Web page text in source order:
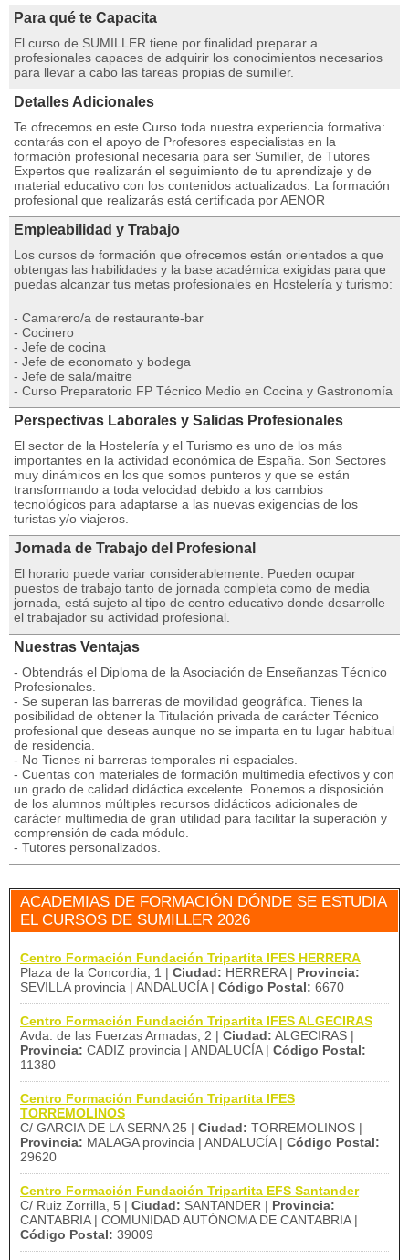
Para qué te Capacita
El curso de SUMILLER tiene por finalidad preparar a
profesionales capaces de adquirir los conocimientos necesarios
para llevar a cabo las tareas propias de sumiller.
Detalles Adicionales
Te ofrecemos en este Curso toda nuestra experiencia formativa:
contarás con el apoyo de Profesores especialistas en la
formación profesional necesaria para ser Sumiller, de Tutores
Expertos que realizarán el seguimiento de tu aprendizaje y de
material educativo con los contenidos actualizados. La formación
profesional que realizarás está certificada por AENOR
Empleabilidad y Trabajo
Los cursos de formación que ofrecemos están orientados a que
obtengas las habilidades y la base académica exigidas para que
puedas alcanzar tus metas profesionales en Hostelería y turismo:
- Camarero/a de restaurante-bar
- Cocinero
- Jefe de cocina
- Jefe de economato y bodega
- Jefe de sala/maitre
- Curso Preparatorio FP Técnico Medio en Cocina y Gastronomía
Perspectivas Laborales y Salidas Profesionales
El sector de la Hostelería y el Turismo es uno de los más
importantes en la actividad económica de España. Son Sectores
muy dinámicos en los que somos punteros y que se están
transformando a toda velocidad debido a los cambios
tecnológicos para adaptarse a las nuevas exigencias de los
turistas y/o viajeros.
Jornada de Trabajo del Profesional
El horario puede variar considerablemente. Pueden ocupar
puestos de trabajo tanto de jornada completa como de media
jornada, está sujeto al tipo de centro educativo donde desarrolle
el trabajador su actividad profesional.
Nuestras Ventajas
- Obtendrás el Diploma de la Asociación de Enseñanzas Técnico
Profesionales.
- Se superan las barreras de movilidad geográfica. Tienes la
posibilidad de obtener la Titulación privada de carácter Técnico
profesional que deseas aunque no se imparta en tu lugar habitual
de residencia.
- No Tienes ni barreras temporales ni espaciales.
- Cuentas con materiales de formación multimedia efectivos y con
un grado de calidad didáctica excelente. Ponemos a disposición
de los alumnos múltiples recursos didácticos adicionales de
carácter multimedia de gran utilidad para facilitar la superación y
comprensión de cada módulo.
- Tutores personalizados.
ACADEMIAS DE FORMACIÓN DÓNDE SE ESTUDIA
EL CURSOS DE SUMILLER 2026
Centro Formación Fundación Tripartita IFES HERRERA
Plaza de la Concordia, 1 | Ciudad: HERRERA | Provincia:
SEVILLA provincia | ANDALUCÍA | Código Postal: 6670
Centro Formación Fundación Tripartita IFES ALGECIRAS
Avda. de las Fuerzas Armadas, 2 | Ciudad: ALGECIRAS |
Provincia: CADIZ provincia | ANDALUCÍA | Código Postal:
11380
Centro Formación Fundación Tripartita IFES
TORREMOLINOS
C/ GARCIA DE LA SERNA 25 | Ciudad: TORREMOLINOS |
Provincia: MALAGA provincia | ANDALUCÍA | Código Postal:
29620
Centro Formación Fundación Tripartita EFS Santander
C/ Ruiz Zorrilla, 5 | Ciudad: SANTANDER | Provincia:
CANTABRIA | COMUNIDAD AUTÓNOMA DE CANTABRIA |
Código Postal: 39009